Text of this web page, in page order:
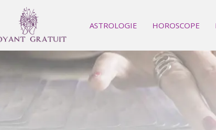
ASTROLOGIE HOROSCOPE